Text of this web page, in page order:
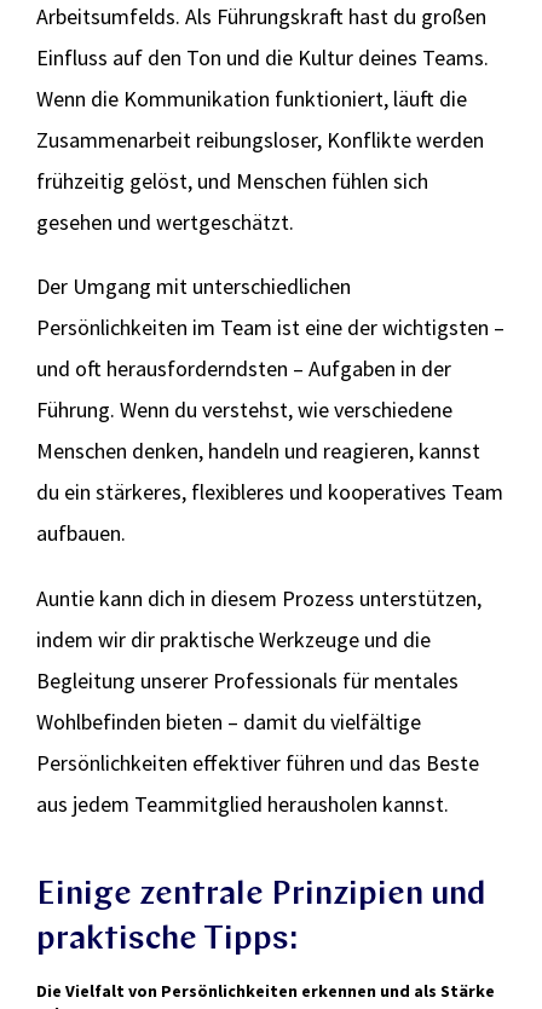
Arbeitsumfelds. Als Führungskraft hast du großen
Einfluss auf den Ton und die Kultur deines Teams.
Wenn die Kommunikation funktioniert, läuft die
Zusammenarbeit reibungsloser, Konflikte werden
frühzeitig gelöst, und Menschen fühlen sich
gesehen und wertgeschätzt.
Der Umgang mit unterschiedlichen
Persönlichkeiten im Team ist eine der wichtigsten –
und oft herausforderndsten – Aufgaben in der
Führung. Wenn du verstehst, wie verschiedene
Menschen denken, handeln und reagieren, kannst
du ein stärkeres, flexibleres und kooperatives Team
aufbauen.
Auntie kann dich in diesem Prozess unterstützen,
indem wir dir praktische Werkzeuge und die
Begleitung unserer Professionals für mentales
Wohlbefinden bieten – damit du vielfältige
Persönlichkeiten effektiver führen und das Beste
aus jedem Teammitglied herausholen kannst.
Einige zentrale Prinzipien und
praktische Tipps:
Die Vielfalt von Persönlichkeiten erkennen und als Stärke